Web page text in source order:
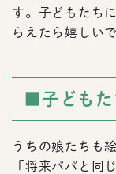
す。子どもたち
らえたら嬉しいで
■子ども
うちの娘たちも
「将来パパと同